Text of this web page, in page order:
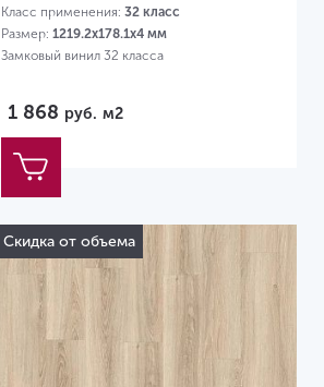
Класс применения: 32 класс
Размер: 1219.2х178.1х4 мм
Замковый винил 32 класса
1 868 руб. м2
Скидка от объема